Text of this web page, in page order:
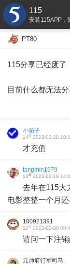
115
安装115APP，
PT80
115分享已经废了
目前什么都无法
小箱子
14# 2023-02-28
才充值
tangmin1979
13# 2023-02-18
去年在115大
电影整整一个月
100921391
12# 2023-02-08
请问一下注
元帅府行军司马